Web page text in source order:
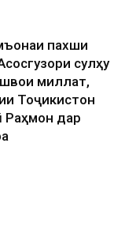
пахши
сулҳу
миллат,
Тоҷикистон
Раҳмон дар